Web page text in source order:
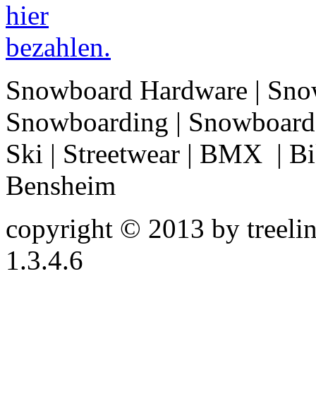
Snowboard Hardware |
Snowboarding |
Ski | Streetwear | BMX |
Bensheim
copyright © 2013 by
1.3.4.6